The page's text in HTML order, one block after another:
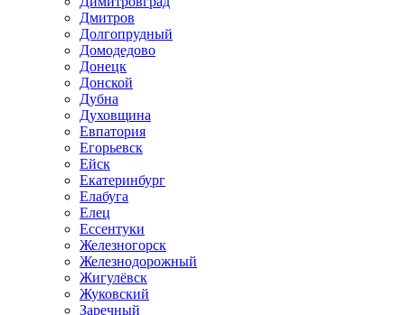
Дмитров
Долгопрудный
Домодедово
Донецк
Донской
Дубна
Духовщина
Евпатория
Егорьевск
Ейск
Екатеринбург
Елабуга
Елец
Ессентуки
Железногорск
Железнодорожный
Жигулёвск
Жуковский
Заречный